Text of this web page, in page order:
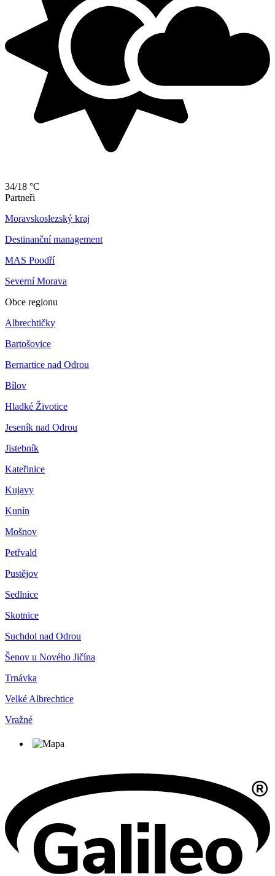
34/18 °C
Partneři
Moravskoslezský kraj
Destinanční management
MAS Poodří
Severní Morava
Obce regionu
Albrechtičky
Bartošovice
Bernartice nad Odrou
Bílov
Hladké Životice
Jeseník nad Odrou
Jistebník
Kateřinice
Kujavy
Kunín
Mošnov
Petřvald
Pustějov
Sedlnice
Skotnice
Suchdol nad Odrou
Šenov u Nového Jičína
Trnávka
Velké Albrechtice
Vražné